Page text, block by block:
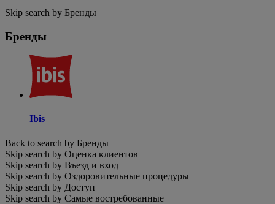
Skip search by Бренды
Бренды
Ibis
Back to search by Бренды
Skip search by Оценка клиентов
Skip search by Въезд и вход
Skip search by Оздоровительные процедуры
Skip search by Доступ
Skip search by Самые востребованные